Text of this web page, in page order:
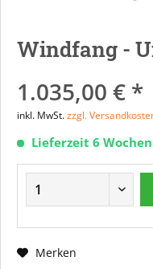
Windfang -
1.035,00 € *
inkl. MwSt.zzgl.
Lieferzeit 6 Wochen
Merken